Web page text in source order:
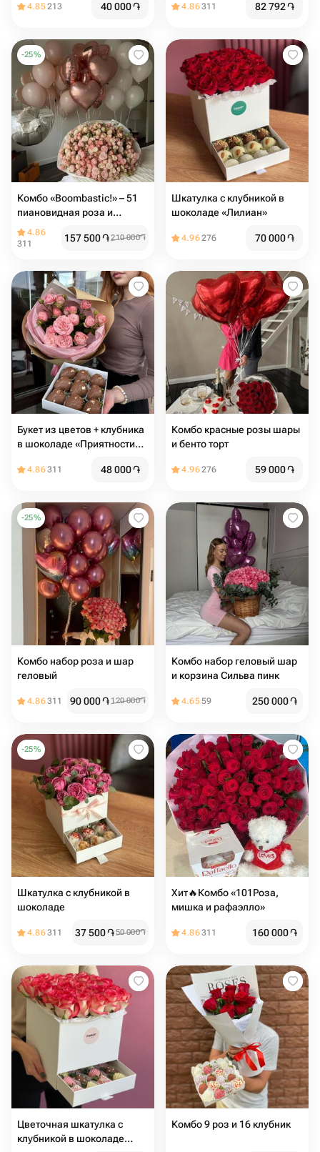
4.85213 40 000֏
Сюрприз»
4.86311 82 792֏
-25%
Комбо «Boombastic!» – 51
пиановидная роза и
воздушные шары
4.86
311
157 500֏210 000֏
Шкатулка с клубникой в
шоколаде «Лилиан»
4.96276 70 000֏
Букет из цветов + клубника
в шоколаде «Приятности
4.86311 48 000֏
Комбо красные розы шары
и бенто торт
4.96276 59 000֏
-25%
Комбо набор роза и шар
геловый
4.86311 90 000֏ 120 000֏
Комбо набор геловый шар
и корзина Сильва пинк
4.6559 250 000֏
-25%
Шкатулка с клубникой в
шоколаде
4.86311 37 500֏50 000֏
Хит🔥Комбо «101Роза,
мишка и рафаэлло»
4.86311 160 000֏
Цветочная шкатулка с
клубникой в шоколаде
Комбо 9 роз и 16 клубник